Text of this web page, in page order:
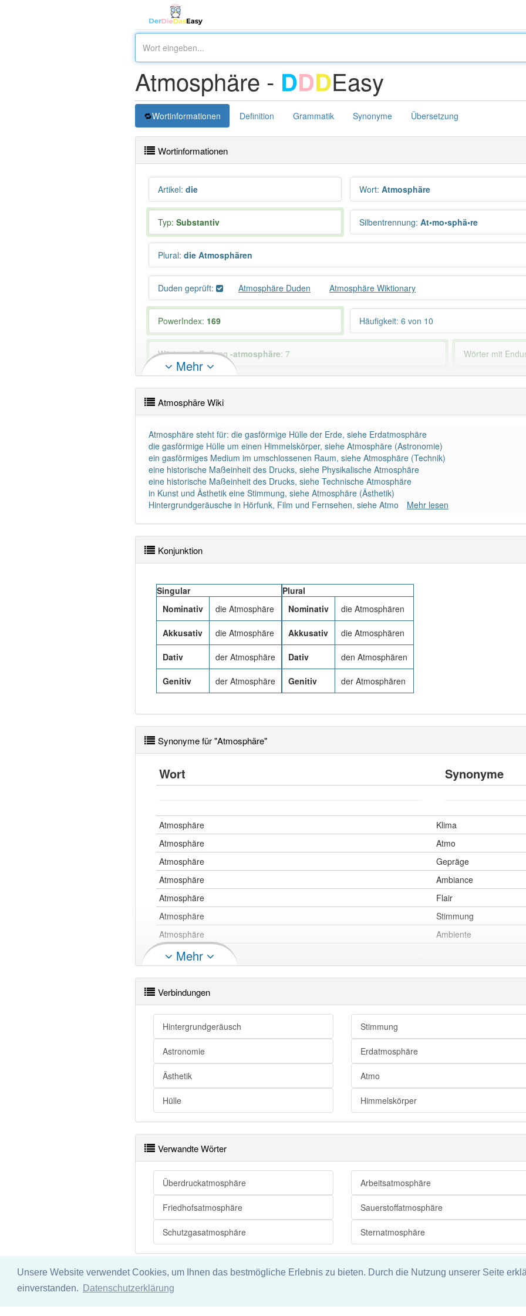
Unsere Website verwendet Cookies, um Ihnen das bestmögliche Erlebnis zu bieten. Durch die Nutzung unserer Seite
einverstanden.
Datenschutzerklärung
Atmosphäre - DDDEasy
Wortinformationen Definition Grammatik Synonyme Übersetzung
Wortinformationen
Artikel: die Wort: Atmosphäre
Typ: Substantiv Silbentrennung: At•mo•sphä•re
Plural: die Atmosphären
Duden geprüft: Atmosphäre Duden Atmosphäre Wiktionary
PowerIndex: 169 Häufigkeit: 6 von 10
Wörter mit Endung -atmosphäre: 7 Wörter mit
82% unserer Spielapp-Nutzer haben den Artikel korrekt erraten.
Mehr
Atmosphäre Wiki
Atmosphäre steht für: die gasförmige Hülle der Erde, siehe Erdatmosphäre
die gasförmige Hülle um einen Himmelskörper, siehe Atmosphäre (Astronomie)
ein gasförmiges Medium im umschlossenen Raum, siehe Atmosphäre (Technik)
eine historische Maßeinheit des Drucks, siehe Physikalische Atmosphäre
eine historische Maßeinheit des Drucks, siehe Technische Atmosphäre
in Kunst und Ästhetik eine Stimmung, siehe Atmosphäre (Ästhetik)
Hintergrundgeräusche in Hörfunk, Film und Fernsehen, siehe Atmo
Mehr lesen
Konjunktion
Singular
Nominativ
die Atmosphäre
Akkusativ die Atmosphäre
Dativ der Atmosphäre
Genitiv der Atmosphäre
Plural
Nominativ
die Atmosphären
Akkusativ die Atmosphären
Dativ den Atmosphären
Genitiv der Atmosphären
Synonyme für "Atmosphäre"
Wort Synonyme
Atmosphäre
Klima
Atmosphäre
Atmo
Atmosphäre
Gepräge
Atmosphäre
Ambiance
Atmosphäre
Flair
Atmosphäre
Stimmung
Atmosphäre
Ambiente
Mehr
Verbindungen
Hintergrundgeräusch Stimmung
Astronomie Erdatmosphäre
Ästhetik Atmo
Hülle Himmelskörper
Verwandte Wörter
Überdruckatmosphäre Arbeitsatmosphäre
Friedhofsatmosphäre Sauerstoffatmosphäre
Schutzgasatmosphäre Sternatmosphäre
Impressum
Wir übernehmen keine Garantie und keine Haftung für die Richtigkeit und Vollständigkeit dieser